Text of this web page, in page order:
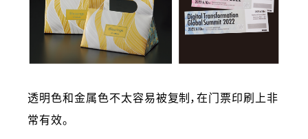
透明色和金属色不太容易被复制，在门票印刷上非
常有效。